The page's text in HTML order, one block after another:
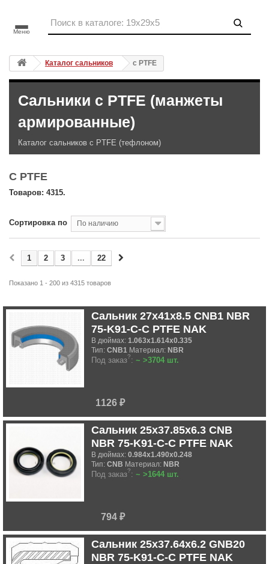
Меню
Каталог сальников с PTFE
Сальники с PTFE (манжеты
армированные)
Каталог сальников с PTFE (тефлоном)
С PTFE
Товаров: 4315.
Сортировка по По наличию
1 2 3 ... 22
Показано 1 - 200 из 4315 товаров
Сальник 27x41x8.5 CNB1 NBR
75-K91-C-C PTFE NAK
В дюймах: 1.063x1.614x0.335
Тип: CNB1 Материал: NBR
Под заказ?: ~ >3704 шт.
1126 ₽
Сальник 25x37.85x6.3 CNB
NBR 75-K91-C-C PTFE NAK
В дюймах: 0.984x1.490x0.248
Тип: CNB Материал: NBR
Под заказ?: ~ >1644 шт.
794 ₽
Сальник 25x37.64x6.2 GNB20
NBR 75-K91-C-C PTFE NAK